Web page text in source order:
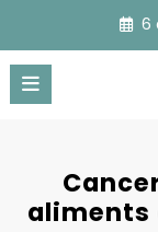
contenu
6
aliments